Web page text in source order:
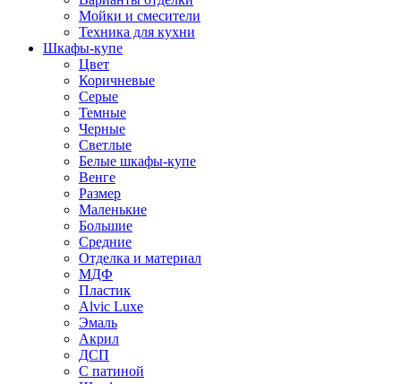
Мойки и смесители
Техника для кухни
Шкафы-купе
Цвет
Коричневые
Серые
Темные
Черные
Светлые
Белые шкафы-купе
Венге
Размер
Маленькие
Большие
Средние
Отделка и материал
МДФ
Пластик
Alvic Luxe
Эмаль
Акрил
ДСП
С патиной